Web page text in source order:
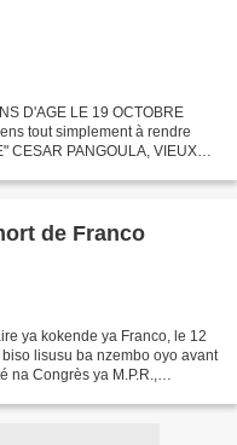
D'AGE LE 19 OCTOBRE
tout simplement à rendre
CESAR PANGOULA, VIEUX
de Franco
ya kokende ya Franco, le 12
lisusu ba nzembo oyo avant
na Congrès ya M.P.R.,